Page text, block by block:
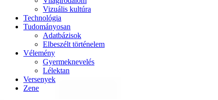
Vizuális kultúra
Technológia
Tudományosan
Adatbázisok
Elbeszélt történelem
Vélemény
Gyermeknevelés
Lélektan
Versenyek
Zene